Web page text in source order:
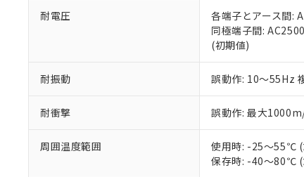
耐電圧
各端子とアース間:
同極端子間:
(初期値)
耐振動 誤動作: 10～55Hz
耐衝撃 誤動作: 最大
周囲温度範囲
使用時: -25～55℃ (
保存時: -40～80℃ (
※本証明書は発
また、RoHS指
混在することか
既に当社にて対
り割愛しており